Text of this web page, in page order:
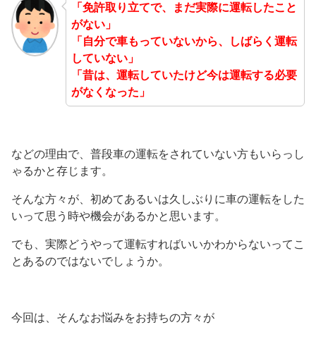
「免許取り立てで、まだ実際に運転したこと
がない」
「自分で車もっていないから、しばらく運転
していない」
「昔は、運転していたけど今は運転する必要
がなくなった」
などの理由で、普段車の運転をされていない方もいらっし
ゃるかと存じます。
そんな方々が、初めてあるいは久しぶりに車の運転をした
いって思う時や機会があるかと思います。
でも、実際どうやって運転すればいいかわからないってこ
とあるのではないでしょうか。
今回は、そんなお悩みをお持ちの方々が